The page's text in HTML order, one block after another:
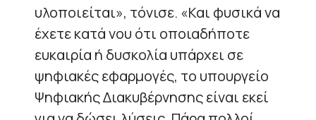
υλοποιείται», τόνισε. «Και φυσικά να
έχετε κατά νου ότι οποιαδήποτε
ευκαιρία ή δυσκολία υπάρχει σε
ψηφιακές εφαρμογές, το υπουργείο
Ψηφιακής Διακυβέρνησης είναι εκεί